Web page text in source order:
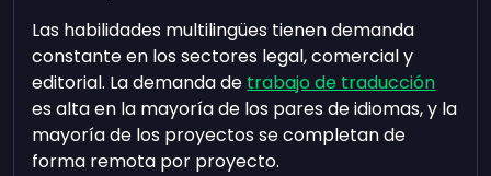
Las habilidades multilingües tienen demanda
constante en los sectores legal, comercial y
editorial. La demanda de trabajo de traducción
es alta en la mayoría de los pares de idiomas, y la
mayoría de los proyectos se completan de
forma remota por proyecto.